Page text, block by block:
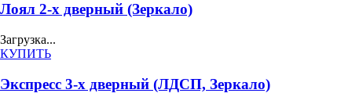
Лоял 2-х дверный (Зеркало)
Загрузка...
КУПИТЬ
Экспресс 3-х дверный (ЛДСП, Зеркало)